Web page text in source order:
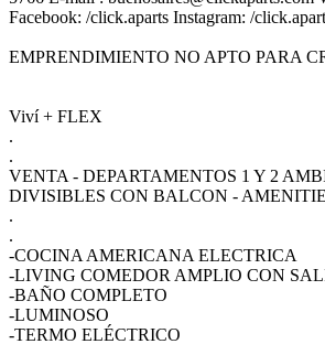
Facebook: /click.aparts Instagram: /
EMPRENDIMIENTO NO APTO PARA
Viví + FLEX
.
.
VENTA - DEPARTAMENTOS 1 Y 2
DIVISIBLES CON BALCON -
.
.
-COCINA AMERICANA ELECTRICA
-LIVING COMEDOR AMPLIO CON
-BAÑO COMPLETO
-LUMINOSO
-TERMO ELÉCTRICO